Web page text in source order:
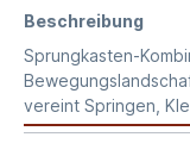
Beschreibung
Sprungkasten-
vereint Springen,